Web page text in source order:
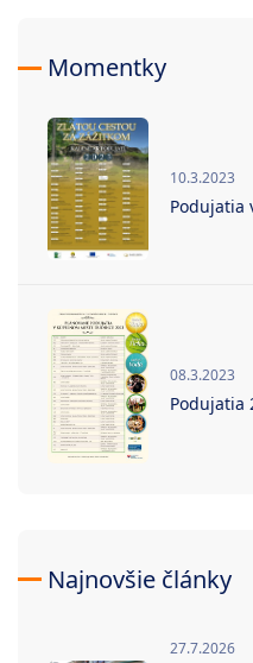
Momentky
10.3.2023
Podujatia
08.3.2023
Podujatia
Najnovšie články
27.7.2026